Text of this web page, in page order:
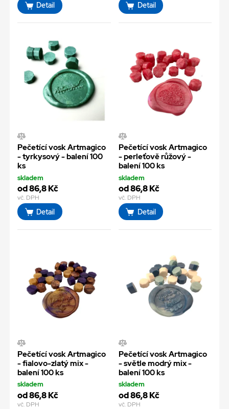
Detail Detail
Pečetící vosk Artmagico
- tyrkysový - balení 100
ks
skladem
od 86,8 Kč
vč. DPH
Detail
Pečetící vosk Artmagico
- perleťově růžový -
balení 100 ks
skladem
od 86,8 Kč
vč. DPH
Detail
Pečetící vosk Artmagico
- fialovo-zlatý mix -
balení 100 ks
skladem
od 86,8 Kč
vč. DPH
Pečetící vosk Artmagico
- světle modrý mix -
balení 100 ks
skladem
od 86,8 Kč
vč. DPH